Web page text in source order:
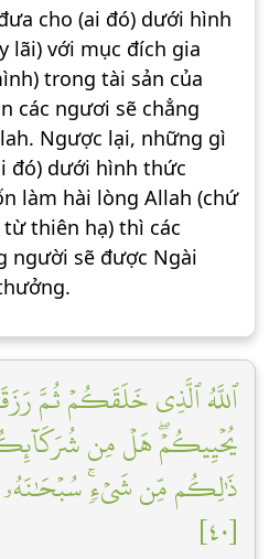
cho (ai đó) dưới hình
lãi) với mục đích gia
trong tài sản của
các ngươi sẽ chẳng
Ngược lại, những gì
đó) dưới hình thức
làm hài lòng Allah (chứ
thiên hạ) thì các
người sẽ được Ngài
ٱللَّهُ ٱلَّذِي خَلَقَكُمۡ ثُمَّ
يُحۡيِيكُمۡۖ هَلۡ مِن
ذَٰلِكُم مِّن شَيۡءٖۚ سُبۡحَٰنَهُۥ
[٤٠]